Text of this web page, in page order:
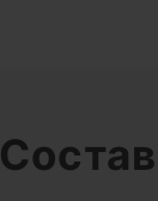
Состав